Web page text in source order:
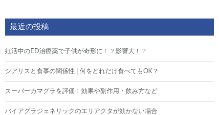
最近の投稿
妊活中のED治療薬で子供が奇形に！？影響大！？
シアリスと食事の関係性│何をどれだけ食べてもOK？
スーパーカマグラを評価！効果や副作用・飲み方など
バイアグラジェネリックのエリアクタが効かない場合